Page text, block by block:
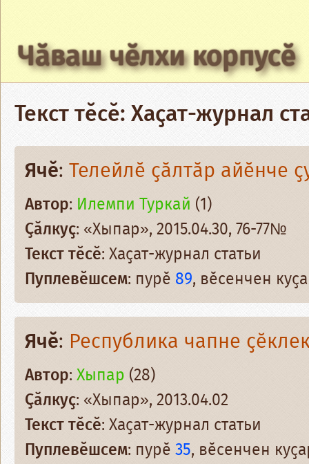
Чӑваш чӗлхи корпусӗ
Текст тӗсӗ: Хаҫат-журнал
Ячӗ: Телейлӗ ҫӑлтӑр айӗнче
Автор: Илемпи Туркай (1)
Ҫӑлкуҫ: «Хыпар», 2015.04.30, 76-77№
Текст тӗсӗ: Хаҫат-журнал статьи
Пуплевӗшсем: пурӗ 89, вӗсенчен
Ячӗ: Республика чапне
Автор:Хыпар (28)
Ҫӑлкуҫ: «Хыпар», 2013.04.02
Текст тӗсӗ: Хаҫат-журнал статьи
Пуплевӗшсем: пурӗ35, вӗсенчен